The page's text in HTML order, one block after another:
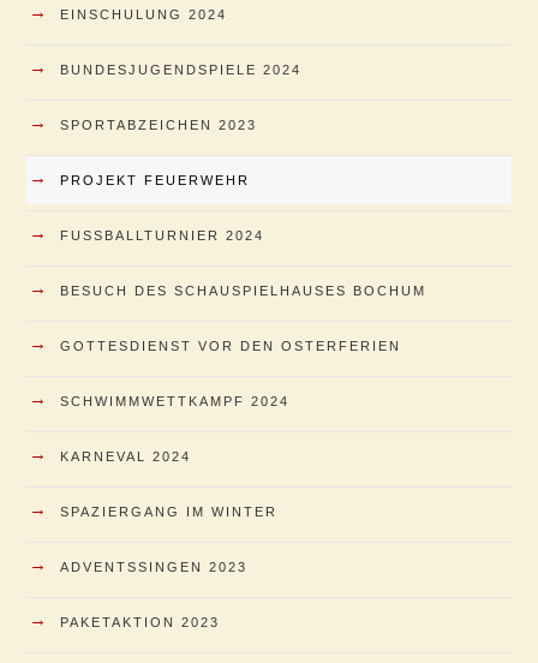
→ EINSCHULUNG 2024
→ BUNDESJUGENDSPIELE 2024
→ SPORTABZEICHEN 2023
→ PROJEKT FEUERWEHR
→ FUSSBALLTURNIER 2024
→ BESUCH DES SCHAUSPIELHAUSES BOCHUM
→ GOTTESDIENST VOR DEN OSTERFERIEN
→ SCHWIMMWETTKAMPF 2024
→ KARNEVAL 2024
→ SPAZIERGANG IM WINTER
→ ADVENTSSINGEN 2023
→ PAKETAKTION 2023